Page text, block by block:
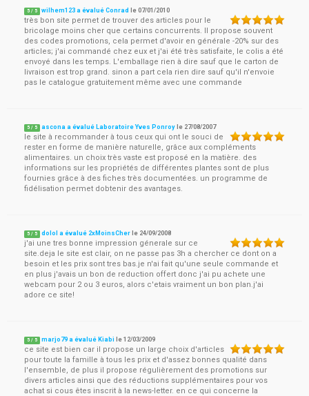
5 / 5 wilhem123 a évalué Conrad le07/01/2010
très bon site permet de trouver des articles pour le
bricolage moins cher que certains concurrents. Il propose souvent
des codes promotions, cela permet d'avoir en générale -20% sur des
articles; j'ai commandé chez eux et j'ai été très satisfaite, le colis a été
envoyé dans les temps. L'emballage rien à dire sauf que le carton de
livraison est trop grand. sinon a part cela rien dire sauf qu'il n'envoie
pas le catalogue gratuitement même avec une commande
5 / 5 ascona a évalué Laboratoire Yves Ponroy le 27/08/2007
le site à recommander à tous ceux qui ont le souci de
rester en forme de manière naturelle, grâce aux compléments
alimentaires. un choix très vaste est proposé en la matière. des
informations sur les propriétés de différentes plantes sont de plus
fournies grâce à des fiches très documentées. un programme de
fidélisation permet dobtenir des avantages.
5 / 5 dolol a évalué 2xMoinsCher le 24/09/2008
j'ai une tres bonne impression génerale sur ce
site.deja le site est clair, on ne passe pas 3h a chercher ce dont on a
besoin et les prix sont tres bas.je n'ai fait qu'une seule commande et
en plus j'avais un bon de reduction offert donc j'ai pu achete une
webcam pour 2 ou 3 euros, alors c'etais vraiment un bon plan.j'ai
adore ce site!
5 / 5 marjo79 a évalué Kiabi le12/03/2009
ce site est bien car il propose un large choix d'articles
pour toute la famille à tous les prix et d'assez bonnes qualité dans
l'ensemble, de plus il propose régulièrement des promotions sur
divers articles ainsi que des réductions supplémentaires pour vos
achat si cous êtes inscrit à la news-letter. en ce qui concerne la